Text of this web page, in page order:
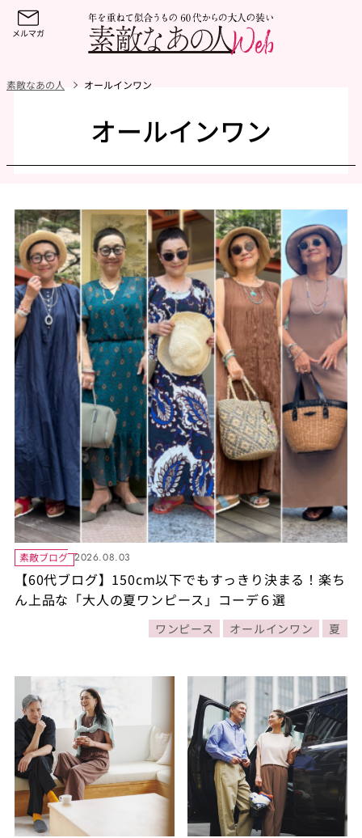
素敵なあの人 オールインワン
オールインワン
素敵ブログ 2026.08.03
【60代ブログ】150cm以下でもすっきり決まる！楽ち
ん上品な「大人の夏ワンピース」コーデ６選
ワンピース オールインワン 夏